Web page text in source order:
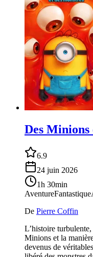
Des Minions
6.9
24 juin 2026
1h 30min
AventureFantastique
De Pierre Coffin
L’histoire
Minions et la
devenus de